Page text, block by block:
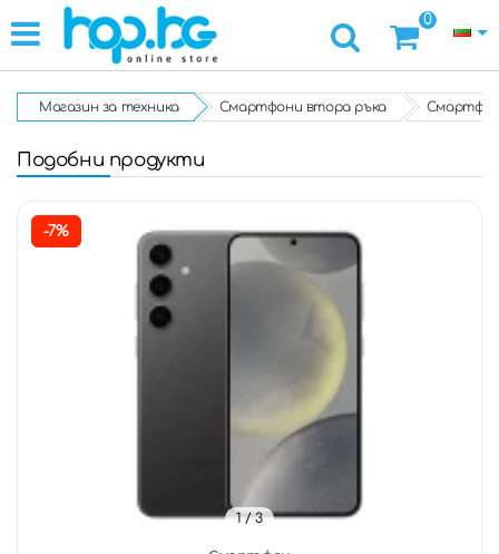
0
Магазин за техника Смартфони втора ръка Смартфон
Подобни продукти
-7%
1/ 3